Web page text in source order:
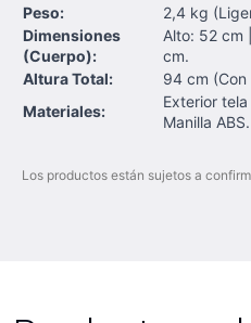
Peso:
2,4 kg
Dimensiones
(Cuerpo):
Alto: 52 cm
cm.
Altura Total:
94 cm
Materiales:
Exterior
Manilla ABS.
Los productos están sujetos a